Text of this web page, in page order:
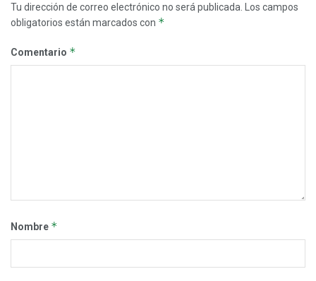
Tu dirección de correo electrónico no será publicada.
Los campos
obligatorios están marcados con *
Comentario *
Nombre *